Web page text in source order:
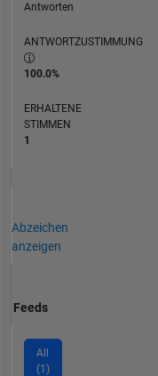
Antworten
ANTWORTZUSTIMMUNG
100.0%
ERHALTENE
STIMMEN
1
Abzeichen
anzeigen
Feeds
All
(1)